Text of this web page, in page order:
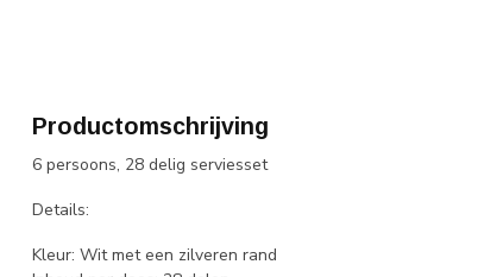
Productomschrijving
6 persoons, 28 delig serviesset
Details:
Kleur: Wit met een zilveren rand